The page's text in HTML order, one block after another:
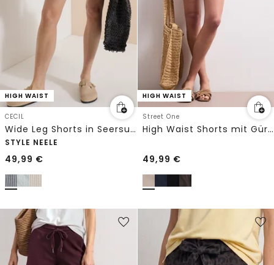
HIGH WAIST
CECIL
Wide Leg Shorts in Seersucker-Qualität
STYLE NEELE
49,99 €
HIGH WAIST
Street One
High Waist Shorts mit Gürtel
49,99 €